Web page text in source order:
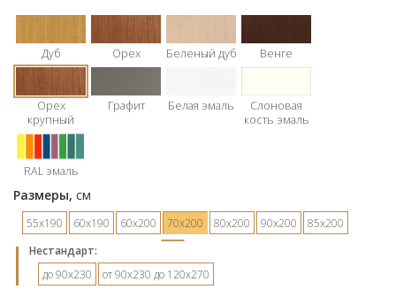
Дуб Орех Беленый дуб Венге
Орех
крупный
Графит Белая эмаль
Слоновая
кость эмаль
RAL эмаль
Размеры, см
55х190 60х190 60х200 70х200 80х200 90х200
85х200
Hестандарт:
до 90х230
от 90х230 до 120х270